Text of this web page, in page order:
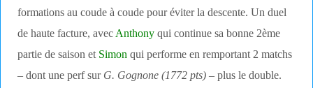
formations au coude à coude pour éviter la descente. Un duel
de haute facture, avecAnthony qui continue sa bonne 2ème
partie de saison etSimon qui performe en remportant 2 matchs
– dont une perf sur G. Gognone (1772 pts) – plus le double.